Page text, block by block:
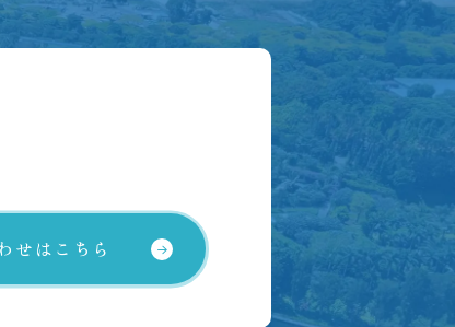
せはこちら